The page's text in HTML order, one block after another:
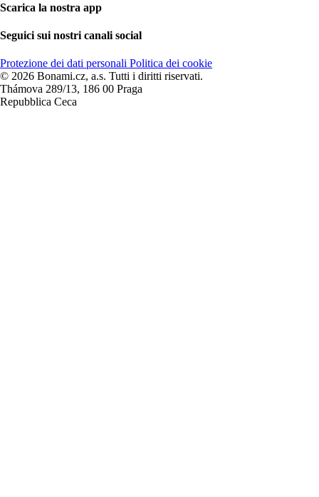
Scarica la nostra app
Seguici sui nostri canali social
Protezione dei dati personali Politica dei cookie
© 2026 Bonami.cz, a.s. Tutti i diritti riservati.
Thámova 289/13, 186 00 Praga
Repubblica Ceca